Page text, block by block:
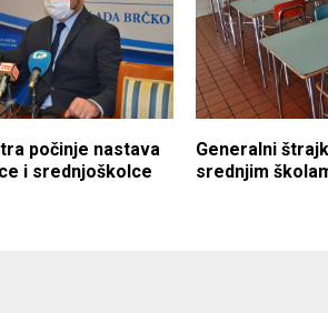
počinje nastava
i srednjoškolce
Generalni
srednjim